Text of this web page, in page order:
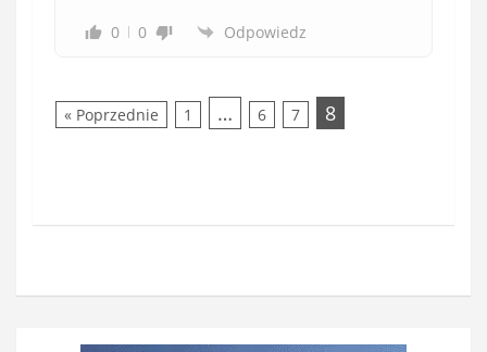
0 0 Odpowiedz
« Poprzednie 1 … 6 7 8